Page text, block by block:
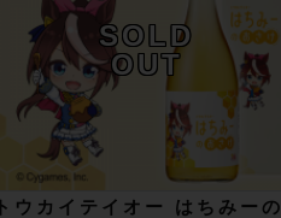
SOLD
OUT
トウカイテイオー はちみーの